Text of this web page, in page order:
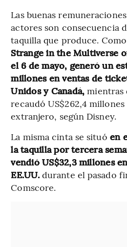
Las buenas
actores son consecuencia
taquilla que produce.
Strange in the Multiverse
el 6 de mayo, generó un
millones en ventas de
Unidos y Canadá, mientras
recaudó US$262,4
extranjero, según Disney.
La misma cinta se situó en
la taquilla por tercera
vendió US$32,3 millones
EE.UU.durante el pasado
Comscore.